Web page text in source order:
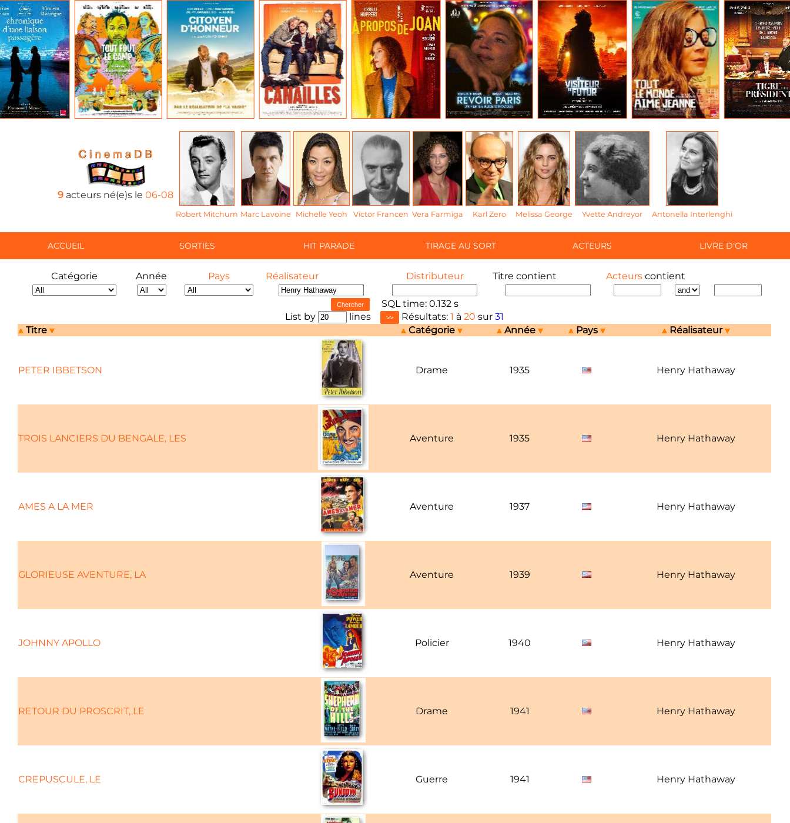
9 acteurs né(e)s le 06-08
Robert Mitchum Marc Lavoine Michelle Yeoh Victor Francen Vera Farmiga Karl Zero Melissa George Yvette Andreyor Antonella Interlenghi
ACCUEIL SORTIES HIT PARADE TIRAGE AU SORT ACTEURS LIVRE D'OR
Catégorie Année Pays Réalisateur Distributeur Titre contient Acteurs contient
SQL time: 0.132 s
List by
lines Résultats: 1 à 20 sur 31
Titre
Catégorie Année Pays Réalisateur
PETER IBBETSON Drame 1935 Henry Hathaway
TROIS LANCIERS DU BENGALE, LES Aventure 1935 Henry Hathaway
AMES A LA MER Aventure 1937 Henry Hathaway
GLORIEUSE AVENTURE, LA Aventure 1939 Henry Hathaway
JOHNNY APOLLO Policier 1940 Henry Hathaway
RETOUR DU PROSCRIT, LE Drame 1941 Henry Hathaway
CREPUSCULE, LE Guerre 1941 Henry Hathaway